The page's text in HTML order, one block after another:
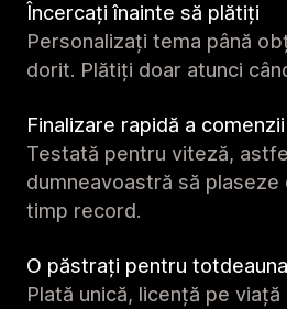
Încercați înainte să plătiți
Personalizați tema până
dorit. Plătiți doar atunci
Finalizare rapidă a comenzii
Testată pentru viteză,
dumneavoastră să plaseze
timp record.
O păstrați pentru totdeauna
Plată unică, licență pe